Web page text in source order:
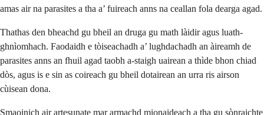
amas air na parasites a tha a’ fuireach anns na ceallan fola dearga agad.
Thathas den bheachd gu bheil an druga gu math làidir agus luath-
ghnìomhach. Faodaidh e tòiseachadh a’ lughdachadh an àireamh de
parasites anns an fhuil agad taobh a-staigh uairean a thìde bhon chiad
dòs, agus is e sin as coireach gu bheil dotairean an urra ris airson
cùisean dona.
Smaoinich air artesunate mar armachd mionaideach a tha gu sònraichte